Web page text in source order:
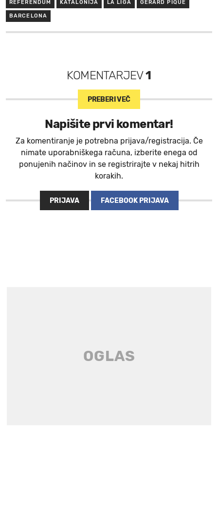
REFERENDUM KATALONIJA LA LIGA GERARD PIQUE
BARCELONA
KOMENTARJEV1
PREBERI VEČ
Napišite prvi komentar!
Za komentiranje je potrebna prijava/registracija. Če
nimate uporabniškega računa, izberite enega od
ponujenih načinov in se registrirajte v nekaj hitrih
korakih.
PRIJAVA FACEBOOK PRIJAVA